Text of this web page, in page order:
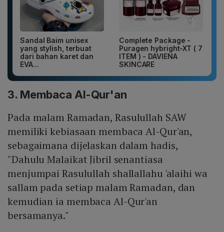
Sandal Baim unisex
yang stylish, terbuat
dari bahan karet dan
EVA...
Complete Package -
Puragen hybright-XT ( 7
ITEM ) - DAVIENA
SKINCARE
3. Membaca Al-Qur'an
Pada malam Ramadan, Rasulullah SAW
memiliki kebiasaan membaca Al-Qur'an,
sebagaimana dijelaskan dalam hadis,
"Dahulu Malaikat Jibril senantiasa
menjumpai Rasulullah shallallahu 'alaihi wa
sallam pada setiap malam Ramadan, dan
kemudian ia membaca Al-Qur'an
bersamanya."